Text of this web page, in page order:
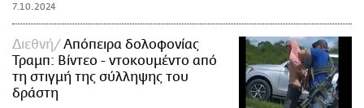
7.10.2024
Διεθνή
Απόπειρα δολοφονίας
Τραμπ: Βίντεο - ντοκουμέντο από
τη στιγμή της σύλληψης του
δράστη